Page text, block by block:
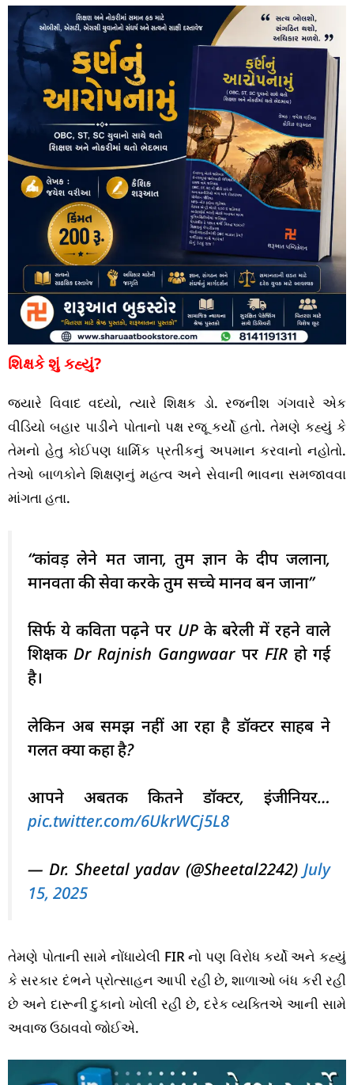
શિક્ષકે શું કહ્યું?
જ્યારે વિવાદ વધ્યો, ત્યારે શિક્ષક ડો. રજનીશ ગંગવારે એક
વીડિયો બહાર પાડીને પોતાનો પક્ષ રજૂ કર્યો હતો. તેમણે કહ્યું કે
તેમનો હેતુ કોઈપણ ધાર્મિક પ્રતીકનું અપમાન કરવાનો નહોતો.
તેઓ બાળકોને શિક્ષણનું મહત્વ અને સેવાની ભાવના સમજાવવા
માંગતા હતા.
“कांवड़ लेने मत जाना, तुम ज्ञान के दीप जलाना,
मानवता की सेवा करके तुम सच्चे मानव बन जाना”
सिर्फ ये कविता पढ़ने पर UP के बरेली में रहने वाले
शिक्षक Dr Rajnish Gangwaar पर FIR हो गई
है।
लेकिन अब समझ नहीं आ रहा है डॉक्टर साहब ने
गलत क्या कहा है?
आपने अबतक कितने डॉक्टर, इंजीनियर…
pic.twitter.com/6UkrWCj5L8
— Dr. Sheetal yadav (@Sheetal2242) July
15, 2025
તેમણે પોતાની સામે નોંધાયેલી FIR નો પણ વિરોધ કર્યો અને કહ્યું
કે સરકાર દંભને પ્રોત્સાહન આપી રહી છે, શાળાઓ બંધ કરી રહી
છે અને દારૂની દુકાનો ખોલી રહી છે, દરેક વ્યક્તિએ આની સામે
અવાજ ઉઠાવવો જોઈએ.